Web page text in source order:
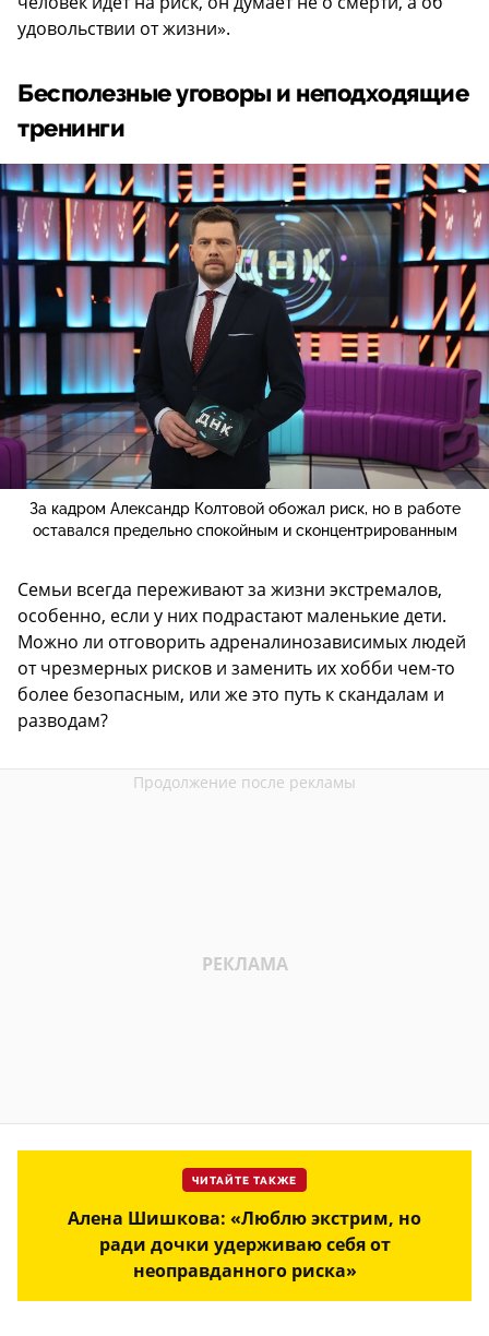
удовольствии от жизни».
Бесполезные уговоры и неподходящие
тренинги
За кадром Александр Колтовой обожал риск, но в работе
оставался предельно спокойным и сконцентрированным
Семьи всегда переживают за жизни экстремалов,
особенно, если у них подрастают маленькие дети.
Можно ли отговорить адреналинозависимых людей
от чрезмерных рисков и заменить их хобби чем-то
более безопасным, или же это путь к скандалам и
разводам?
ЧИТАЙТЕ ТАКЖЕ
Алена Шишкова: «Люблю экстрим, но
ради дочки удерживаю себя от
неоправданного риска»